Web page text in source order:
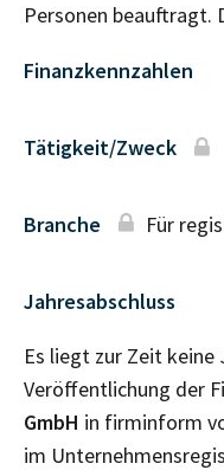
Personen beauftragt.
Finanzkennzahlen
Tätigkeit/Zweck
Branche Für
Jahresabschluss
Es liegt zur Zeit keine
Veröffentlichung der
GmbH in firminform
im